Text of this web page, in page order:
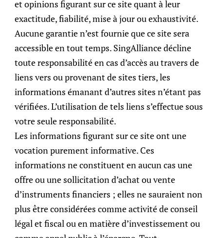
Published On23 Juillet 2021
Share this post:
Other Post:
et opinions figurant sur ce site quant à leur
exactitude, fiabilité, mise à jour ou exhaustivité.
Aucune garantie n’est fournie que ce site sera
accessible en tout temps. SingAlliance décline
toute responsabilité en cas d’accès au travers de
liens vers ou provenant de sites tiers, les
informations émanant d’autres sites n’étant pas
vérifiées. L’utilisation de tels liens s’effectue sous
votre seule responsabilité.
Les informations figurant sur ce site ont une
vocation purement informative. Ces
informations ne constituent en aucun cas une
offre ou une sollicitation d’achat ou vente
d’instruments financiers ; elles ne sauraient non
plus être considérées comme activité de conseil
légal et fiscal ou en matière d’investissement ou